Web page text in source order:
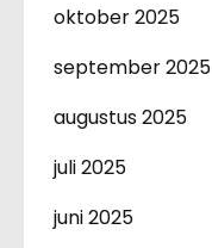
oktober 2025
september 2025
augustus 2025
juli 2025
juni 2025